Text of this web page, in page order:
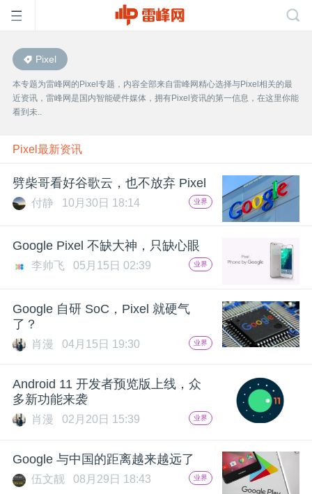
首
页
雷
峰
公
开
活
中
Pixel
本专题为雷峰网的Pixel专题，内容全部来自雷峰网精心选择与Pixel相关的最
近资讯，雷峰网是国内智能硬件媒体，拥有Pixel资讯的第一信息，在这里你能
看到未..
Pixel最新资讯
劈柴哥看好谷歌云，也不放弃 Pixel
付静 10月30日 18:14 业界
Google Pixel 不缺大神，只缺心眼
李帅飞 05月15日 02:39 业界
Google 自研 SoC，Pixel 就硬气
了？
肖漫 04月15日 19:30 业界
Android 11 开发者预览版上线，众
多新功能来袭
肖漫 02月20日 15:39 业界
Google 与中国的距离越来越远了
伍文靓 08月29日 18:43 业界